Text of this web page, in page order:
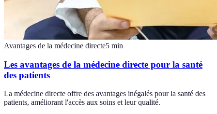
Avantages de la médecine directe5 min
Les avantages de la médecine directe pour la santé
des patients
La médecine directe offre des avantages inégalés pour la santé des
patients, améliorant l'accès aux soins et leur qualité.